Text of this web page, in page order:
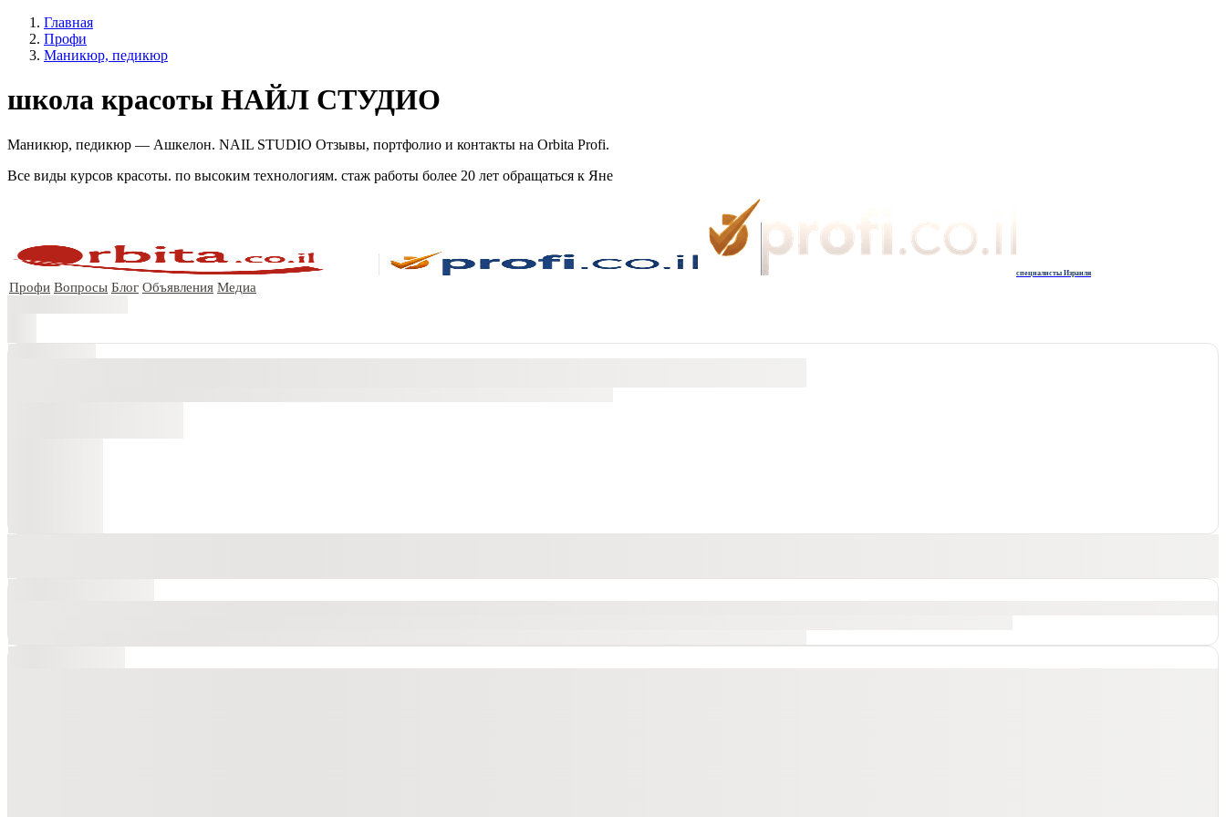
Главная
Профи
Маникюр, педикюр
школа красоты НАЙЛ СТУДИО
Маникюр, педикюр — Ашкелон. NAIL STUDIO Отзывы, портфолио и контакты на Orbita Profi.
Все виды курсов красоты. по высоким технологиям. стаж работы более 20 лет обращаться к Яне
специалисты Израиля
Профи Вопросы Блог Объявления Медиа